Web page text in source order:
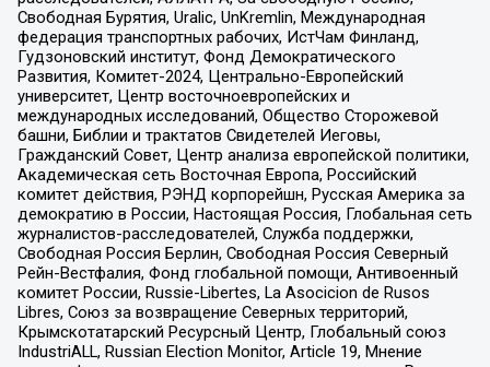
Свободная Бурятия, Uralic, UnKremlin, Международная
федерация транспортных рабочих, ИстЧам Финланд,
Гудзоновский институт, Фонд Демократического
Развития, Комитет-2024, Центрально-Европейский
университет, Центр восточноевропейских и
международных исследований, Общество Сторожевой
башни, Библии и трактатов Свидетелей Иеговы,
Гражданский Совет, Центр анализа европейской политики,
Академическая сеть Восточная Европа, Российский
комитет действия, РЭНД корпорейшн, Русская Америка за
демократию в России, Настоящая Россия, Глобальная сеть
журналистов-расследователей, Служба поддержки,
Свободная Россия Берлин, Свободная Россия Северный
Рейн-Вестфалия, Фонд глобальной помощи, Антивоенный
комитет России, Russie-Libertes, La Asocicion de Rusos
Libres, Союз за возвращение Северных территорий,
Крымскотатарский Ресурсный Центр, Глобальный союз
IndustriALL, Russian Election Monitor, Article 19, Мнение